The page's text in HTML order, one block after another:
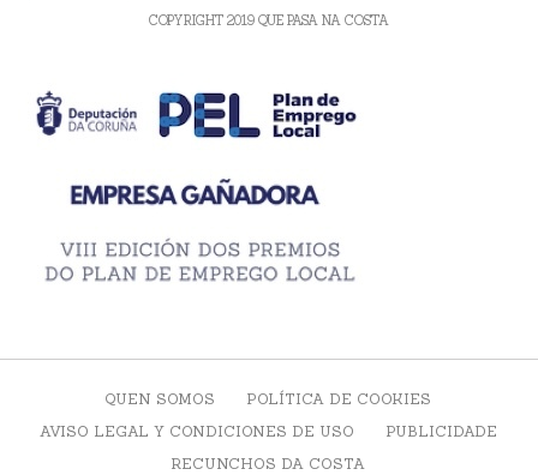
COPYRIGHT 2019 QUE PASA NA COSTA
QUEN SOMOS
POLÍTICA DE COOKIES
AVISO LEGAL Y CONDICIONES DE USO
PUBLICIDADE
RECUNCHOS DA COSTA